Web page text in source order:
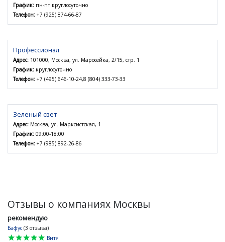
График: пн-пт круглосуточно
Телефон: +7 (925) 874-66-87
Профессионал
Адрес: 101000, Москва, ул. Маросейка, 2/15, стр. 1
График: круглосуточно
Телефон: +7 (495) 646-10-24,8 (804) 333-73-33
Зеленый свет
Адрес: Москва, ул. Марксистская, 1
График: 09:00-18:00
Телефон: +7 (985) 892-26-86
Отзывы о компаниях Москвы
рекомендую
Бафус (3 отзыва)
star
star
star
star
star
Витя